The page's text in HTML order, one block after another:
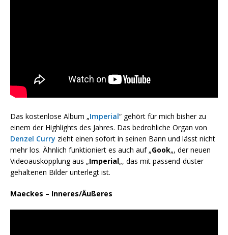
Das kostenlose Album „Imperial“ gehört für mich bisher zu
einem der Highlights des Jahres. Das bedrohliche Organ von
Denzel Curry zieht einen sofort in seinen Bann und lässt nicht
mehr los. Ähnlich funktioniert es auch auf „Gook„, der neuen
Videoauskopplung aus „Imperial„, das mit passend-düster
gehaltenen Bilder unterlegt ist.
Maeckes – Inneres/Äußeres